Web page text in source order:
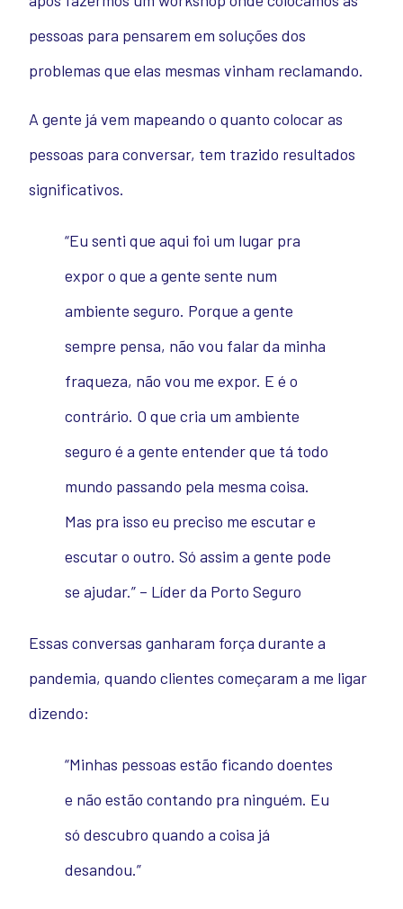
pessoas para pensarem em soluções dos
problemas que elas mesmas vinham reclamando.
A gente já vem mapeando o quanto colocar as
pessoas para conversar, tem trazido resultados
significativos.
“Eu senti que aqui foi um lugar pra
expor o que a gente sente num
ambiente seguro. Porque a gente
sempre pensa, não vou falar da minha
fraqueza, não vou me expor. E é o
contrário. O que cria um ambiente
seguro é a gente entender que tá todo
mundo passando pela mesma coisa.
Mas pra isso eu preciso me escutar e
escutar o outro. Só assim a gente pode
se ajudar.” – Líder da Porto Seguro
Essas conversas ganharam força durante a
pandemia, quando clientes começaram a me ligar
dizendo:
“Minhas pessoas estão ficando doentes
e não estão contando pra ninguém. Eu
só descubro quando a coisa já
desandou.”